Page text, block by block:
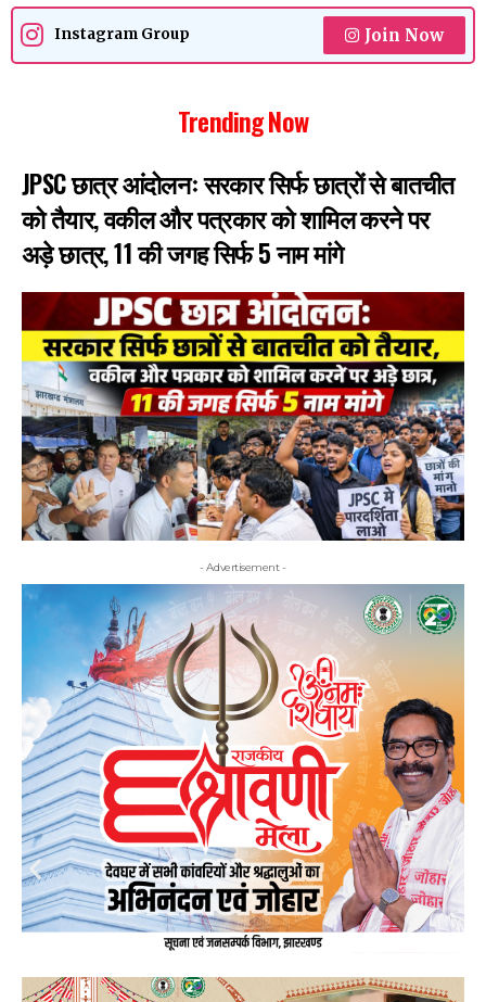
Instagram Group Join Now
Trending Now
JPSC छात्र आंदोलनः सरकार सिर्फ छात्रों से बातचीत
को तैयार, वकील और पत्रकार को शामिल करने पर
अड़े छात्र, 11 की जगह सिर्फ 5 नाम मांगे
- Advertisement -